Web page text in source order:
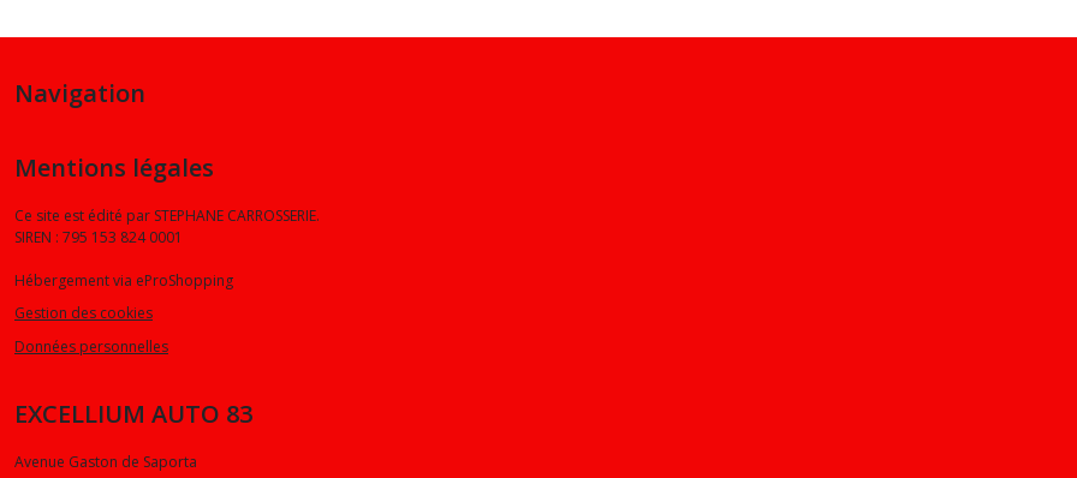
Navigation
Mentions légales
Ce site est édité par STEPHANE CARROSSERIE.
SIREN : 795 153 824 0001
Hébergement via eProShopping
Gestion des cookies
Données personnelles
EXCELLIUM AUTO 83
Avenue Gaston de Saporta